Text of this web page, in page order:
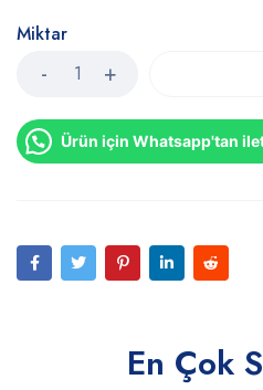
Miktar
Ürün için Whatsapp'tan
En Çok